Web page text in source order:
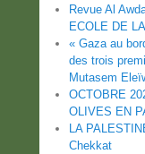
Revue Al
ECOLE DE
« Gaza au
des trois
Mutasem
OCTOBRE
OLIVES EN
LA
Chekkat